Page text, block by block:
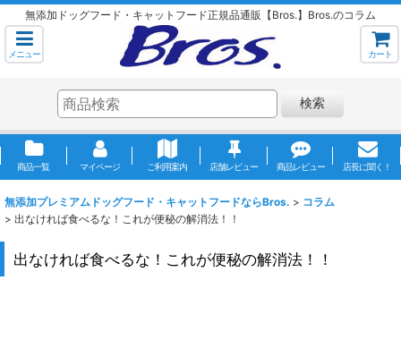
無添加ドッグフード・キャットフード正規品通販【Bros.】Bros.のコラム
メニュー カート
検索
商品一覧 マイページ ご利用案内 店舗レビュー 商品レビュー 店長に聞く！
無添加プレミアムドッグフード・キャットフードならBros. > コラム
> 出なければ食べるな！これが便秘の解消法！！
出なければ食べるな！これが便秘の解消法！！